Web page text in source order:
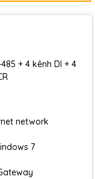
+ 4 kênh DI + 4
network
7